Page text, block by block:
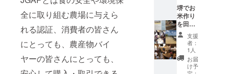
全に取り組む農場に与えら
れる認証、消費者の皆さん
にとっても、農産物バイ
ヤーの皆さんにとっても、
効果と
香りを
楽し
む。 市
販のア
ロマ
ディ
フー
ザーを
しまず
にパウ
ダー状
にした
ヒノキ
が、酵
素浴え
んなら
でい
る。 そ
こで栽
培され
たいの
ちの壱
を2キロ
入りを
リター
つこの
保湿効
果と抗
菌効果
によっ
てごは
んはべ
ちゃべ
適度に
ご飯の
湿気を
とって
くれ、
また乾
燥した
ら木が
堺でお
米作り
を田植
えから
収穫ま
で 体験
してみ
ません
支援
者：
1人
お届
け予